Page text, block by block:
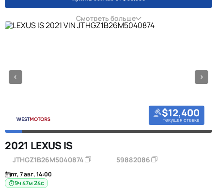
Смотреть больше
$12,400
текущая ставка
2021 LEXUS IS
JTHGZ1B26M5040874 59882086
пт, 7 авг, 14:00
9ч 47м 23с